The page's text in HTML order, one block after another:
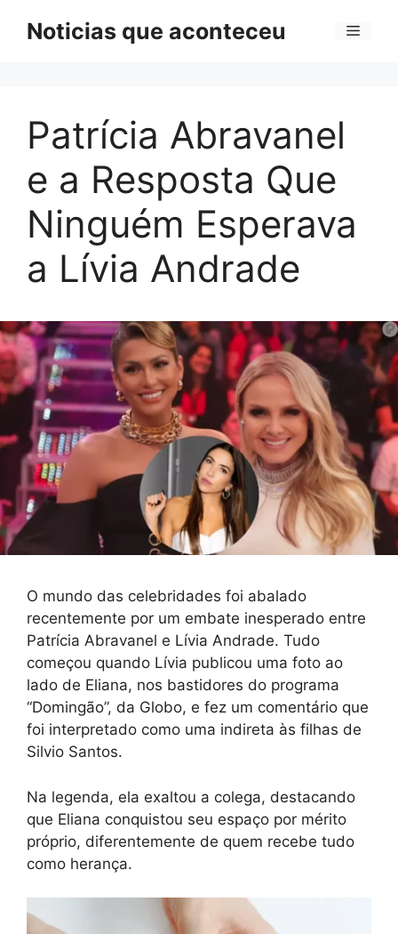
Noticias que aconteceu Menu
Patrícia Abravanel
e a Resposta Que
Ninguém Esperava
a Lívia Andrade
O mundo das celebridades foi abalado
recentemente por um embate inesperado entre
Patrícia Abravanel e Lívia Andrade. Tudo
começou quando Lívia publicou uma foto ao
lado de Eliana, nos bastidores do programa
“Domingão”, da Globo, e fez um comentário que
foi interpretado como uma indireta às filhas de
Silvio Santos.
Na legenda, ela exaltou a colega, destacando
que Eliana conquistou seu espaço por mérito
próprio, diferentemente de quem recebe tudo
como herança.